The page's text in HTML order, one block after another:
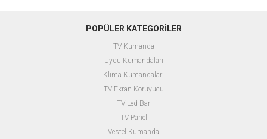
POPÜLER KATEGORİLER
TV Kumanda
Uydu Kumandaları
Klima Kumandaları
TV Ekran Koruyucu
TV Led Bar
TV Panel
Vestel Kumanda